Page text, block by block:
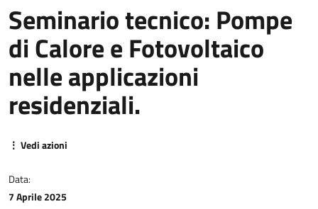
ISCRITTO
PROFESSIONE
AGGIORNAMENTO PROFESSIONALE
Seminario tecnico: Pompe
di Calore e Fotovoltaico
nelle applicazioni
residenziali.
⋮ Vedi azioni
Data:
7 Aprile 2025